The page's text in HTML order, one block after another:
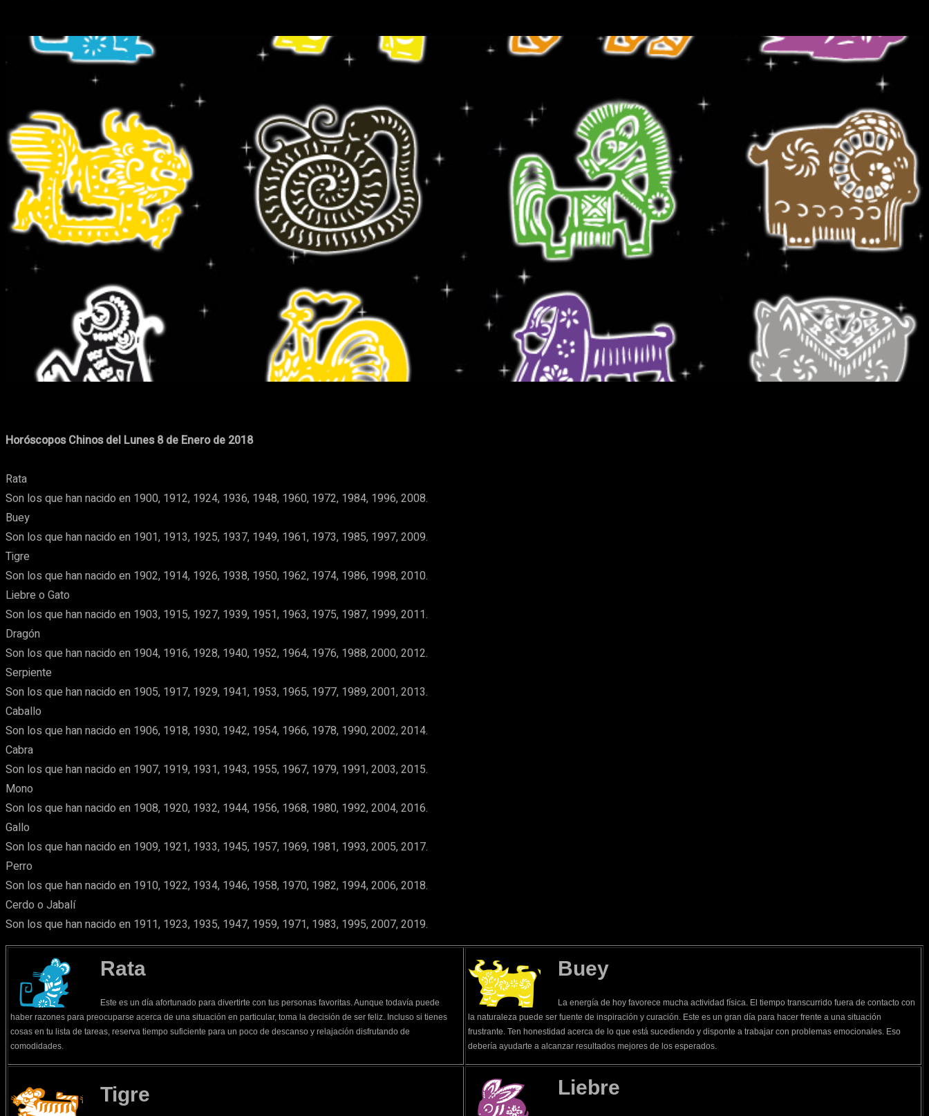
Cuota Facebook Pinterest WhatsApp
Horóscopos Chinos del Lunes 8 de Enero de 2018
Rata
Son los que han nacido en 1900, 1912, 1924, 1936, 1948, 1960, 1972, 1984, 1996, 2008.
Buey
Son los que han nacido en 1901, 1913, 1925, 1937, 1949, 1961, 1973, 1985, 1997, 2009.
Tigre
Son los que han nacido en 1902, 1914, 1926, 1938, 1950, 1962, 1974, 1986, 1998, 2010.
Liebre o Gato
Son los que han nacido en 1903, 1915, 1927, 1939, 1951, 1963, 1975, 1987, 1999, 2011.
Dragón
Son los que han nacido en 1904, 1916, 1928, 1940, 1952, 1964, 1976, 1988, 2000, 2012.
Serpiente
Son los que han nacido en 1905, 1917, 1929, 1941, 1953, 1965, 1977, 1989, 2001, 2013.
Caballo
Son los que han nacido en 1906, 1918, 1930, 1942, 1954, 1966, 1978, 1990, 2002, 2014.
Cabra
Son los que han nacido en 1907, 1919, 1931, 1943, 1955, 1967, 1979, 1991, 2003, 2015.
Mono
Son los que han nacido en 1908, 1920, 1932, 1944, 1956, 1968, 1980, 1992, 2004, 2016.
Gallo
Son los que han nacido en 1909, 1921, 1933, 1945, 1957, 1969, 1981, 1993, 2005, 2017.
Perro
Son los que han nacido en 1910, 1922, 1934, 1946, 1958, 1970, 1982, 1994, 2006, 2018.
Cerdo o Jabalí
Son los que han nacido en 1911, 1923, 1935, 1947, 1959, 1971, 1983, 1995, 2007, 2019.
Rata
Este es un día afortunado para divertirte con tus personas favoritas. Aunque todavía puede
haber razones para preocuparse acerca de una situación en particular, toma la decisión de ser feliz. Incluso si tienes
cosas en tu lista de tareas, reserva tiempo suficiente para un poco de descanso y relajación disfrutando de
comodidades.
Buey
La energía de hoy favorece mucha actividad física. El tiempo transcurrido fuera de contacto con
la naturaleza puede ser fuente de inspiración y curación. Este es un gran día para hacer frente a una situación
frustrante. Ten honestidad acerca de lo que está sucediendo y disponte a trabajar con problemas emocionales. Eso
debería ayudarte a alcanzar resultados mejores de los esperados.
Tigre Liebre